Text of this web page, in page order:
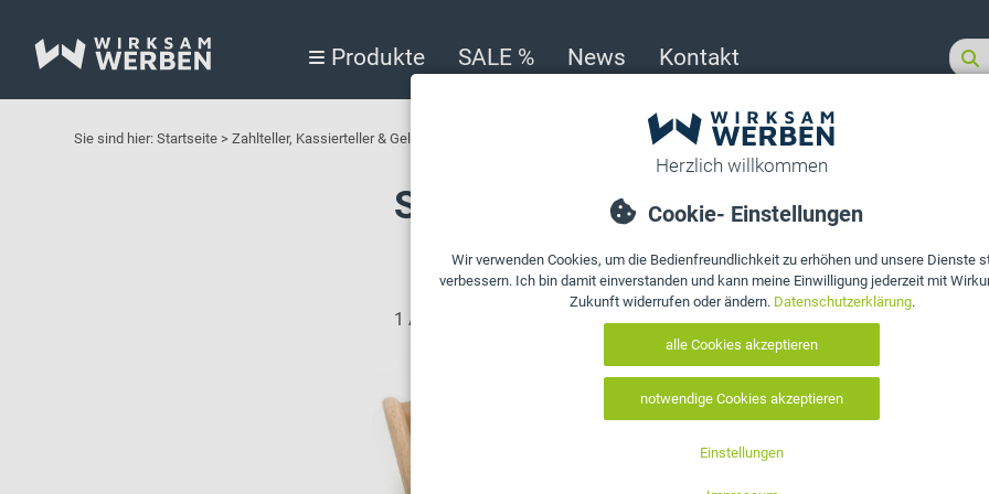
Produkte SALE % News Kontakt
Sie sind hier:Startseite >Zahlteller, Kassierteller & Geldschalen für Laden-Geschäfte Spain
Spain
1 Artikel gefunden